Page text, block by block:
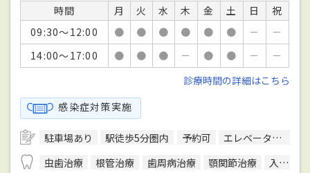
時間 月 火 水 木 金 土 日
祝
09:30～12:00
● ● ● ● ● ● －
－
14:00～17:00
● ● ● － ● ● －
－
診療時間の詳細はこちら
感染症対策実施
駐車場あり 駅徒歩5分圏内 予約可
エレベーターあり
虫歯治療
根管治療 歯周病治療 顎関節治療
入れ歯／義歯治療